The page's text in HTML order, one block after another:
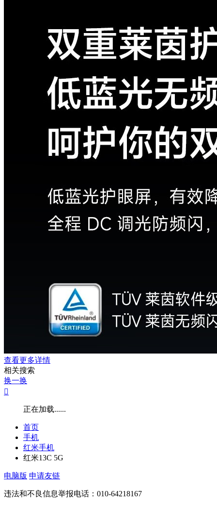
查看更多详情
相关搜索
换一换

正在加载......
首页
手机
红米手机
红米13C 5G
电脑版 申请友链
违法和不良信息举报电话：010-64218167